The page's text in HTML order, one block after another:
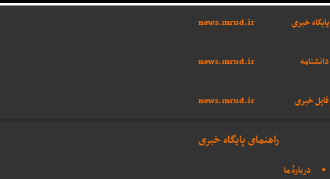
پایگاه خبری news.mrud.ir
دانشنامه
news.mrud.ir
فایل خبری news.mrud.ir
راهنمای پایگاه خبری
دربارهٔ ما